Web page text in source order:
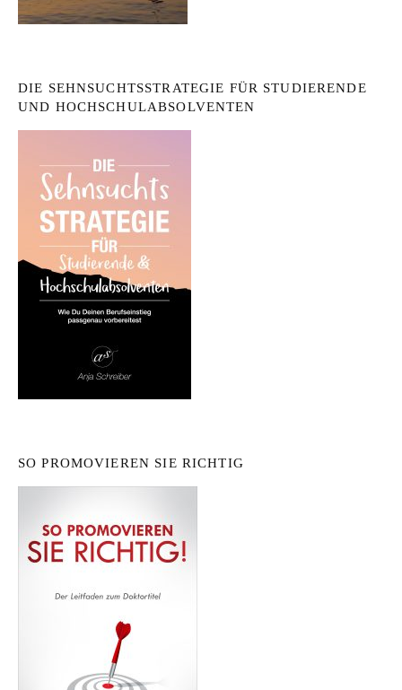
DIE SEHNSUCHTSSTRATEGIE FÜR STUDIERENDE
UND HOCHSCHULABSOLVENTEN
SO PROMOVIEREN SIE RICHTIG